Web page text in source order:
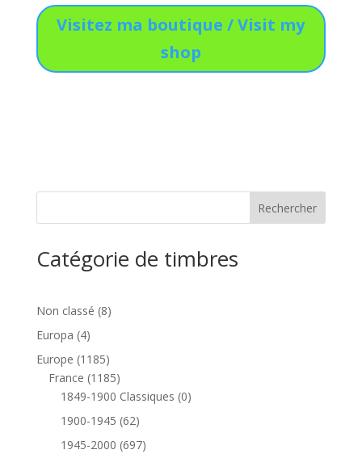
Visitez ma boutique / Visit my
shop
Catégorie de timbres
Non classé 88
Europa 44
produits
Europe 11851185
produits
France 11851185
produits
1849-1900 Classiques 00
1900-1945 6262
produits
1945-2000 697697